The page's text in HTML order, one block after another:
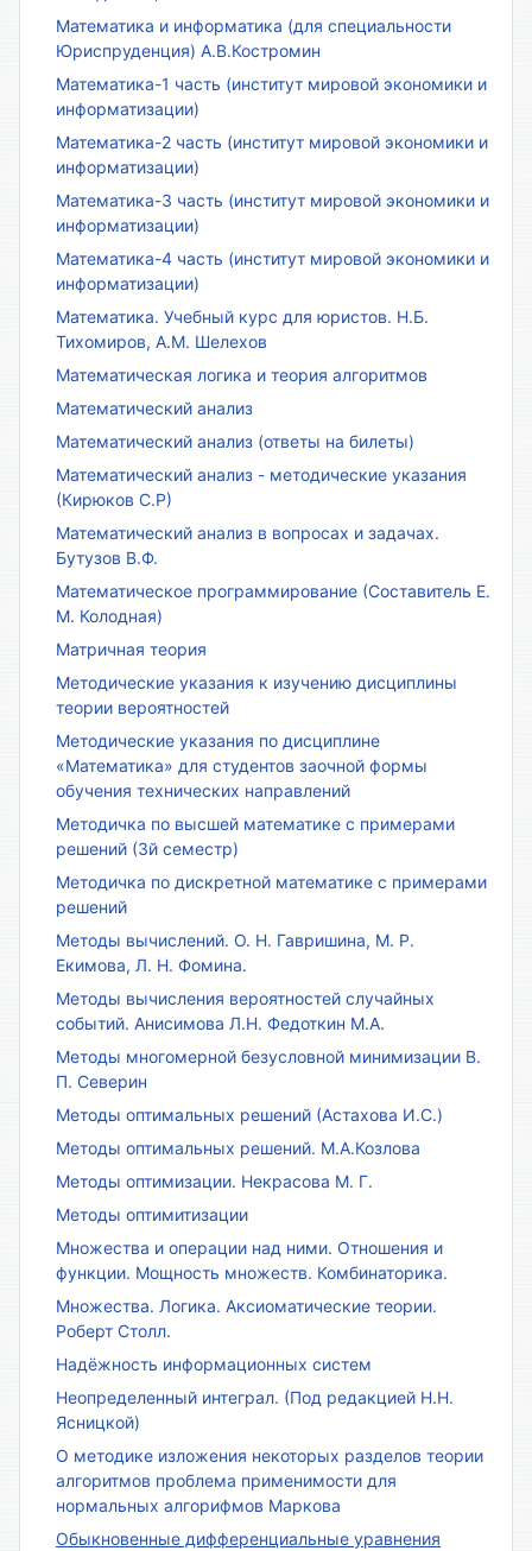
Математика и информатика (для специальности
Юриспруденция) А.В.Костромин
Математика-1 часть (институт мировой экономики и
информатизации)
Математика-2 часть (институт мировой экономики и
информатизации)
Математика-3 часть (институт мировой экономики и
информатизации)
Математика-4 часть (институт мировой экономики и
информатизации)
Математика. Учебный курс для юристов. Н.Б.
Тихомиров, А.М. Шелехов
Математическая логика и теория алгоритмов
Математический анализ
Математический анализ (ответы на билеты)
Математический анализ - методические указания
(Кирюков С.Р)
Математический анализ в вопросах и задачах.
Бутузов В.Ф.
Математическое программирование (Составитель Е.
М. Колодная)
Матричная теория
Методические указания к изучению дисциплины
теории вероятностей
Методические указания по дисциплине
«Математика» для студентов заочной формы
обучения технических направлений
Методичка по высшей математике с примерами
решений (3й семестр)
Методичка по дискретной математике с примерами
решений
Методы вычислений. О. Н. Гавришина, М. Р.
Екимова, Л. Н. Фомина.
Методы вычисления вероятностей случайных
событий. Анисимова Л.Н. Федоткин М.А.
Методы многомерной безусловной минимизации В.
П. Северин
Методы оптимальных решений (Астахова И.С.)
Методы оптимальных решений. М.А.Козлова
Методы оптимизации. Некрасова М. Г.
Методы оптимитизации
Множества и операции над ними. Отношения и
функции. Мощность множеств. Комбинаторика.
Множества. Логика. Аксиоматические теории.
Роберт Столл.
Надёжность информационных систем
Неопределенный интеграл. (Под редакцией Н.Н.
Ясницкой)
О методике изложения некоторых разделов теории
алгоритмов проблема применимости для
нормальных алгорифмов Маркова
Обыкновенные дифференциальные уравнения